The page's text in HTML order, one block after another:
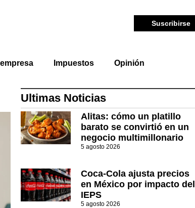
Suscribirse
Impuestos Opinión
Ultimas Noticias
Alitas: cómo un platillo
barato se convirtió en un
negocio multimillonario
5 agosto 2026
Coca-Cola ajusta precios
en México por impacto del
IEPS
5 agosto 2026